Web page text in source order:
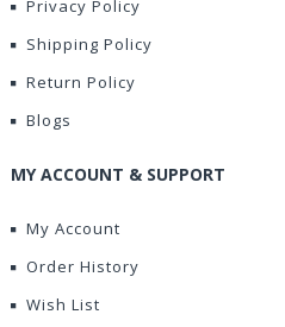
Privacy Policy
Shipping Policy
Return Policy
Blogs
MY ACCOUNT & SUPPORT
My Account
Order History
Wish List